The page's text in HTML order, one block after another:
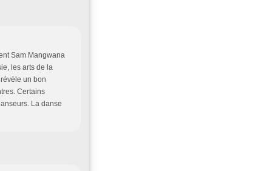
Sam Mangwana
les arts de la
un bon
Certains
La danse